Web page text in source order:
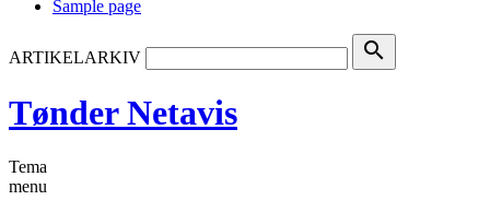
Sample page
ARTIKELARKIV search
Tønder Netavis
Tema
menu